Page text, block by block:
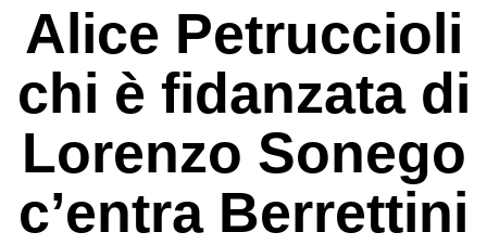
Alice Petruccioli
chi è fidanzata di
Lorenzo Sonego
c’entra Berrettini